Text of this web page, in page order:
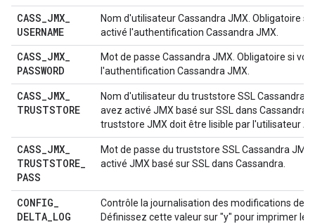
CASS_JMX_
USERNAME
Nom d'utilisateur Cassandra JMX. Obligatoire si
activé l'authentification Cassandra JMX.
CASS_JMX_
PASSWORD
Mot de passe Cassandra JMX. Obligatoire si
l'authentification Cassandra JMX.
CASS_JMX_
TRUSTSTORE
Nom d'utilisateur du truststore SSL Cassandra
avez activé JMX basé sur SSL dans Cassandra.
truststore JMX doit être lisible par l'utilisateur
CASS_JMX_
TRUSTSTORE_
PASS
Mot de passe du truststore SSL Cassandra
activé JMX basé sur SSL dans Cassandra.
CONFIG_
DELTA_LOG
Contrôle la journalisation des modifications de
Définissez cette valeur sur "y" pour imprimer